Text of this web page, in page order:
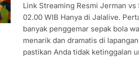
Link Streaming Resmi Jerman vs
02.00 WIB Hanya di Jalalive.
banyak penggemar sepak bola
menarik dan dramatis di
pastikan Anda tidak ketinggalan